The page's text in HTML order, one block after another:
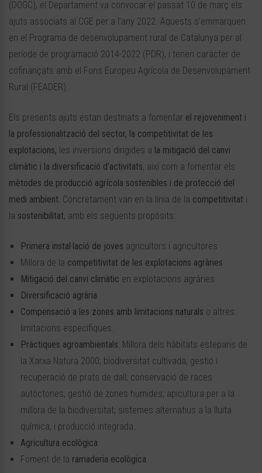
(DOGC), el Departament va convocar el passat 10 de març els
ajuts associats al CGE per a l’any 2022. Aquests s’emmarquen
en el Programa de desenvolupament rural de Catalunya per al
període de programació 2014-2022 (PDR), i tenen caràcter de
cofinançats amb el Fons Europeu Agrícola de Desenvolupament
Rural (FEADER).
Els presents ajuts estan destinats a fomentar el rejoveniment i
la professionalització del sector, la competitivitat de les
explotacions, les inversions dirigides a la mitigació del canvi
climàtic i la diversificació d’activitats, així com a fomentar els
mètodes de producció agrícola sostenibles i de protecció del
medi ambient. Concretament van en la línia de la competitivitat i
la sostenibilitat, amb els següents propòsits:
Primera instal·lació de joves agricultors i agricultores
Millora de la competitivitat de les explotacions agràries
Mitigació del canvi climàtic en explotacions agràries
Diversificació agrària
Compensació a les zones amb limitacions naturals o altres
limitacions específiques.
Pràctiques agroambientals: Millora dels hàbitats esteparis de
la Xarxa Natura 2000; biodiversitat cultivada; gestió i
recuperació de prats de dall; conservació de races
autòctones; gestió de zones humides; apicultura per a la
millora de la biodiversitat; sistemes alternatius a la lluita
química, i producció integrada.
Agricultura ecològica
Foment de la ramaderia ecològica